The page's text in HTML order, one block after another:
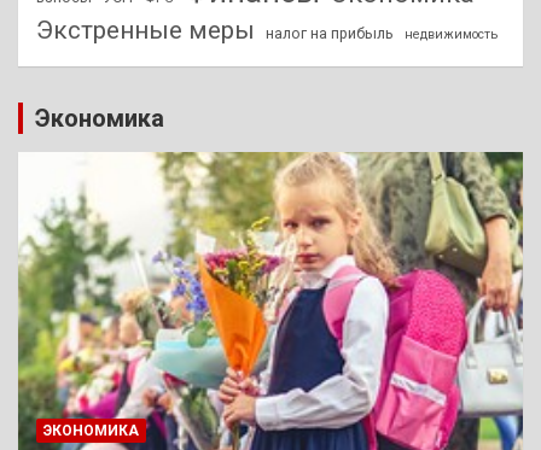
Экстренные меры налог на прибыль недвижимость
Экономика
ЭКОНОМИКА